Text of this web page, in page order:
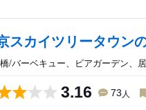
スカイツリータウン
/バーベキュー、ビアガーデン、
3.16 73 人